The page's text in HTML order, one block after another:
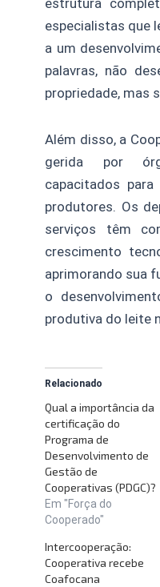
estrutura
especialistas que
a um
palavras, não
propriedade, mas
Além disso, a
gerida por
capacitados
produtores. Os
serviços têm
crescimento
aprimorando sua
o
produtiva do leite
Relacionado
Qual a importância da
certificação do
Programa de
Desenvolvimento de
Gestão de
Cooperativas (PDGC)?
Em "Força do
Cooperado"
Intercooperação:
Cooperativa recebe
Coafocana